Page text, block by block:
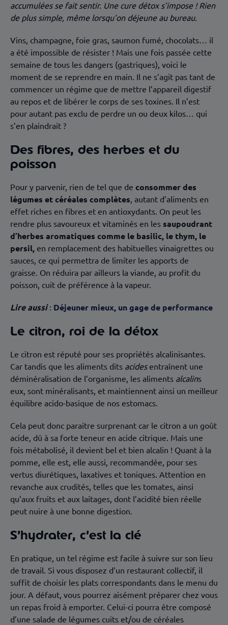
accumulées se fait sentir. Une cure détox s’impose ! Rien
de plus simple, même lorsqu’on déjeune au bureau.
Vins, champagne, foie gras, saumon fumé, chocolats… il
a été impossible de résister ! Mais une fois passée cette
semaine de tous les dangers (gastriques), voici le
moment de se reprendre en main. Il ne s’agit pas tant de
commencer un régime que de mettre l’appareil digestif
au repos et de libérer le corps de ses toxines. Il n’est
pour autant pas exclu de perdre un ou deux kilos… qui
s’en plaindrait ?
Des fibres, des herbes et du
poisson
Pour y parvenir, rien de tel que de consommer des
légumes et céréales complètes, autant d’aliments en
effet riches en fibres et en antioxydants. On peut les
rendre plus savoureux et vitaminés en les saupoudrant
d’herbes aromatiques comme le basilic, le thym, le
persil, en remplacement des habituelles vinaigrettes ou
sauces, ce qui permettra de limiter les apports de
graisse. On réduira par ailleurs la viande, au profit du
poisson, cuit de préférence à la vapeur.
Lire aussi: Déjeuner mieux, un gage de performance
Le citron, roi de la détox
Le citron est réputé pour ses propriétés alcalinisantes.
Car tandis que les aliments dits acidesentraînent une
déminéralisation de l’organisme, les aliments alcalins
eux, sont minéralisants, et maintiennent ainsi un meilleur
équilibre acido-basique de nos estomacs.
Cela peut donc paraitre surprenant car le citron a un goût
acide, dû à sa forte teneur en acide citrique. Mais une
fois métabolisé, il devient bel et bien alcalin ! Quant à la
pomme, elle est, elle aussi, recommandée, pour ses
vertus diurétiques, laxatives et toniques. Attention en
revanche aux crudités, telles que les tomates, ainsi
qu’aux fruits et aux laitages, dont l’acidité bien réelle
peut nuire à une bonne digestion.
S’hydrater, c’est la clé
En pratique, un tel régime est facile à suivre sur son lieu
de travail. Si vous disposez d’un restaurant collectif, il
suffit de choisir les plats correspondants dans le menu du
jour. A défaut, vous pourrez aisément préparer chez vous
un repas froid à emporter. Celui-ci pourra être composé
d’une salade de légumes cuits et/ou de céréales